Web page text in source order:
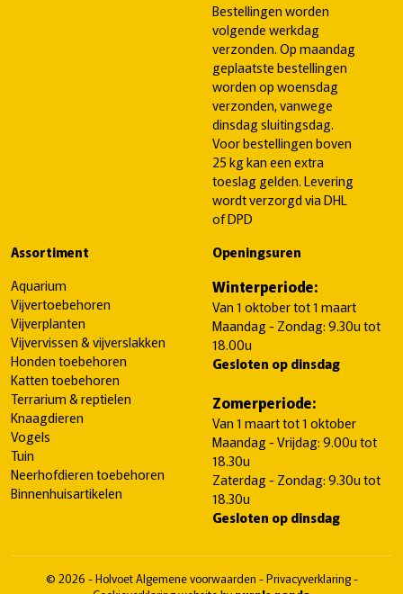
Bestellingen worden
volgende werkdag
verzonden. Op maandag
geplaatste bestellingen
worden op woensdag
verzonden, vanwege
dinsdag sluitingsdag.
Voor bestellingen boven
25 kg kan een extra
toeslag gelden. Levering
wordt verzorgd via DHL
of DPD
Assortiment
Aquarium
Vijvertoebehoren
Vijverplanten
Vijvervissen & vijverslakken
Honden toebehoren
Katten toebehoren
Terrarium & reptielen
Knaagdieren
Vogels
Tuin
Neerhofdieren toebehoren
Binnenhuisartikelen
Openingsuren
Winterperiode:
Van 1 oktober tot 1 maart
Maandag - Zondag: 9.30u tot
18.00u
Gesloten op dinsdag
Zomerperiode:
Van 1 maart tot 1 oktober
Maandag - Vrijdag: 9.00u tot
18.30u
Zaterdag - Zondag: 9.30u tot
18.30u
Gesloten op dinsdag
© 2026 - HolvoetAlgemene voorwaarden -Privacyverklaring-